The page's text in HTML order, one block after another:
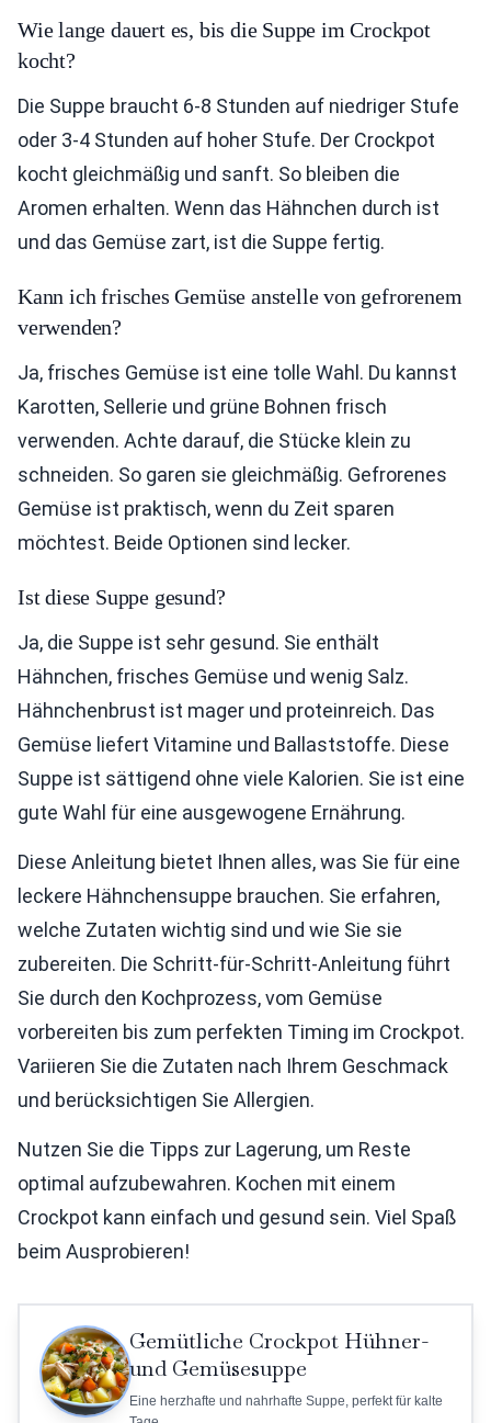
Wie lange dauert es, bis die Suppe im Crockpot
kocht?
Die Suppe braucht 6-8 Stunden auf niedriger Stufe
oder 3-4 Stunden auf hoher Stufe. Der Crockpot
kocht gleichmäßig und sanft. So bleiben die
Aromen erhalten. Wenn das Hähnchen durch ist
und das Gemüse zart, ist die Suppe fertig.
Kann ich frisches Gemüse anstelle von gefrorenem
verwenden?
Ja, frisches Gemüse ist eine tolle Wahl. Du kannst
Karotten, Sellerie und grüne Bohnen frisch
verwenden. Achte darauf, die Stücke klein zu
schneiden. So garen sie gleichmäßig. Gefrorenes
Gemüse ist praktisch, wenn du Zeit sparen
möchtest. Beide Optionen sind lecker.
Ist diese Suppe gesund?
Ja, die Suppe ist sehr gesund. Sie enthält
Hähnchen, frisches Gemüse und wenig Salz.
Hähnchenbrust ist mager und proteinreich. Das
Gemüse liefert Vitamine und Ballaststoffe. Diese
Suppe ist sättigend ohne viele Kalorien. Sie ist eine
gute Wahl für eine ausgewogene Ernährung.
Diese Anleitung bietet Ihnen alles, was Sie für eine
leckere Hähnchensuppe brauchen. Sie erfahren,
welche Zutaten wichtig sind und wie Sie sie
zubereiten. Die Schritt-für-Schritt-Anleitung führt
Sie durch den Kochprozess, vom Gemüse
vorbereiten bis zum perfekten Timing im Crockpot.
Variieren Sie die Zutaten nach Ihrem Geschmack
und berücksichtigen Sie Allergien.
Nutzen Sie die Tipps zur Lagerung, um Reste
optimal aufzubewahren. Kochen mit einem
Crockpot kann einfach und gesund sein. Viel Spaß
beim Ausprobieren!
Gemütliche Crockpot Hühner-
und Gemüsesuppe
Eine herzhafte und nahrhafte Suppe, perfekt für kalte